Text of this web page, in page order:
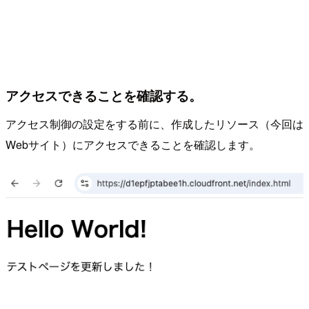
アクセスできることを確認する。
アクセス制御の設定をする前に、作成したリソース（今回は
Webサイト）にアクセスできることを確認します。